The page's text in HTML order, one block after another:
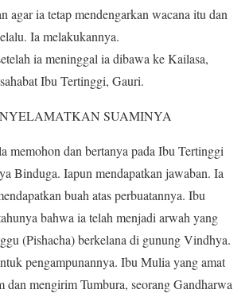
agar ia tetap mendengarkan wacana itu dan
Ia melakukannya.
ia meninggal ia dibawa ke Kailasa,
Ibu Tertinggi, Gauri.
SUAMINYA
memohon dan bertanya pada Ibu Tertinggi
Binduga. Iapun mendapatkan jawaban. Ia
buah atas perbuatannya. Ibu
bahwa ia telah menjadi arwah yang
(Pishacha) berkelana di gunung Vindhya.
pengampunannya. Ibu Mulia yang amat
dan mengirim Tumbura, seorang Gandharwa